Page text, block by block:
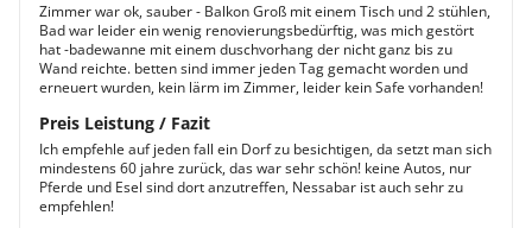
Zimmer war ok, sauber - Balkon Groß mit einem Tisch und 2 stühlen,
Bad war leider ein wenig renovierungsbedürftig, was mich gestört
hat -badewanne mit einem duschvorhang der nicht ganz bis zu
Wand reichte. betten sind immer jeden Tag gemacht worden und
erneuert wurden, kein lärm im Zimmer, leider kein Safe vorhanden!
Preis Leistung / Fazit
Ich empfehle auf jeden fall ein Dorf zu besichtigen, da setzt man sich
mindestens 60 jahre zurück, das war sehr schön! keine Autos, nur
Pferde und Esel sind dort anzutreffen, Nessabar ist auch sehr zu
empfehlen!